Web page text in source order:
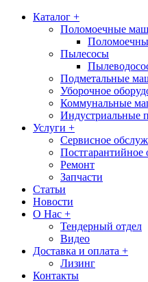
Каталог +
Поломоечные
Пылесосы
Подметальные
Уборочное
Коммунальные
Индустриальные
Услуги +
Сервисное
Постгарантийное
Ремонт
Запчасти
Статьи
Новости
О Нас +
Тендерный отдел
Видео
Доставка и оплата +
Лизинг
Контакты